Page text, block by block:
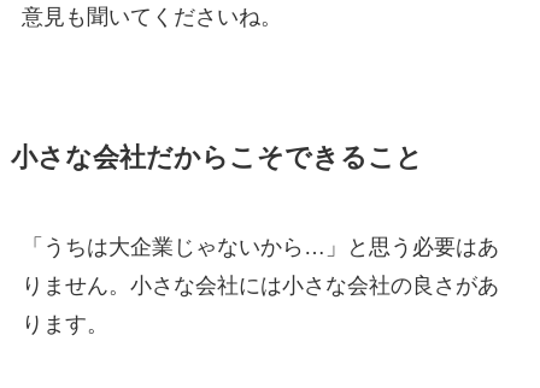
意見も聞いてくださいね。
小さな会社だからこそできること
「うちは大企業じゃないから…」と思う必要はあ
りません。小さな会社には小さな会社の良さがあ
ります。